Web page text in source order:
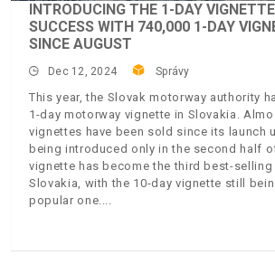
INTRODUCING THE 1-DAY
SUCCESS WITH 740,000 1-DAY
SINCE AUGUST
Dec 12, 2024 Správy
This year, the Slovak motorway authority
1-day motorway vignette in Slovakia.
vignettes have been sold since its launch
being introduced only in the second half
vignette has become the third best-selling
Slovakia, with the 10-day vignette still
popular one.